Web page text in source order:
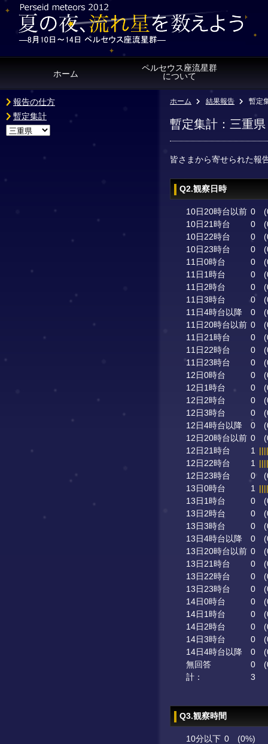
ホーム
ペルセウス座流星群
について
報告の仕方
暫定集計
ホーム 結果報告 暫定
暫定集計：三重県
皆さまから寄せられた報
Q2.観察日時
10日20時台以前 0
10日21時台
0
10日22時台
0
10日23時台
0
11日0時台
0
11日1時台
0
11日2時台
0
11日3時台
0
11日4時台以降
0
11日20時台以前 0
11日21時台
0
11日22時台
0
11日23時台
0
12日0時台
0
12日1時台
0
12日2時台
0
12日3時台
0
12日4時台以降
0
12日20時台以前 0
12日21時台
1
12日22時台
1
12日23時台
0
13日0時台
1
13日1時台
0
13日2時台
0
13日3時台
0
13日4時台以降
0
13日20時台以前 0
13日21時台
0
13日22時台
0
13日23時台
0
14日0時台
0
14日1時台
0
14日2時台
0
14日3時台
0
14日4時台以降
0
無回答
0
計：
3
Q3.観察時間
10分以下 0
(0%)